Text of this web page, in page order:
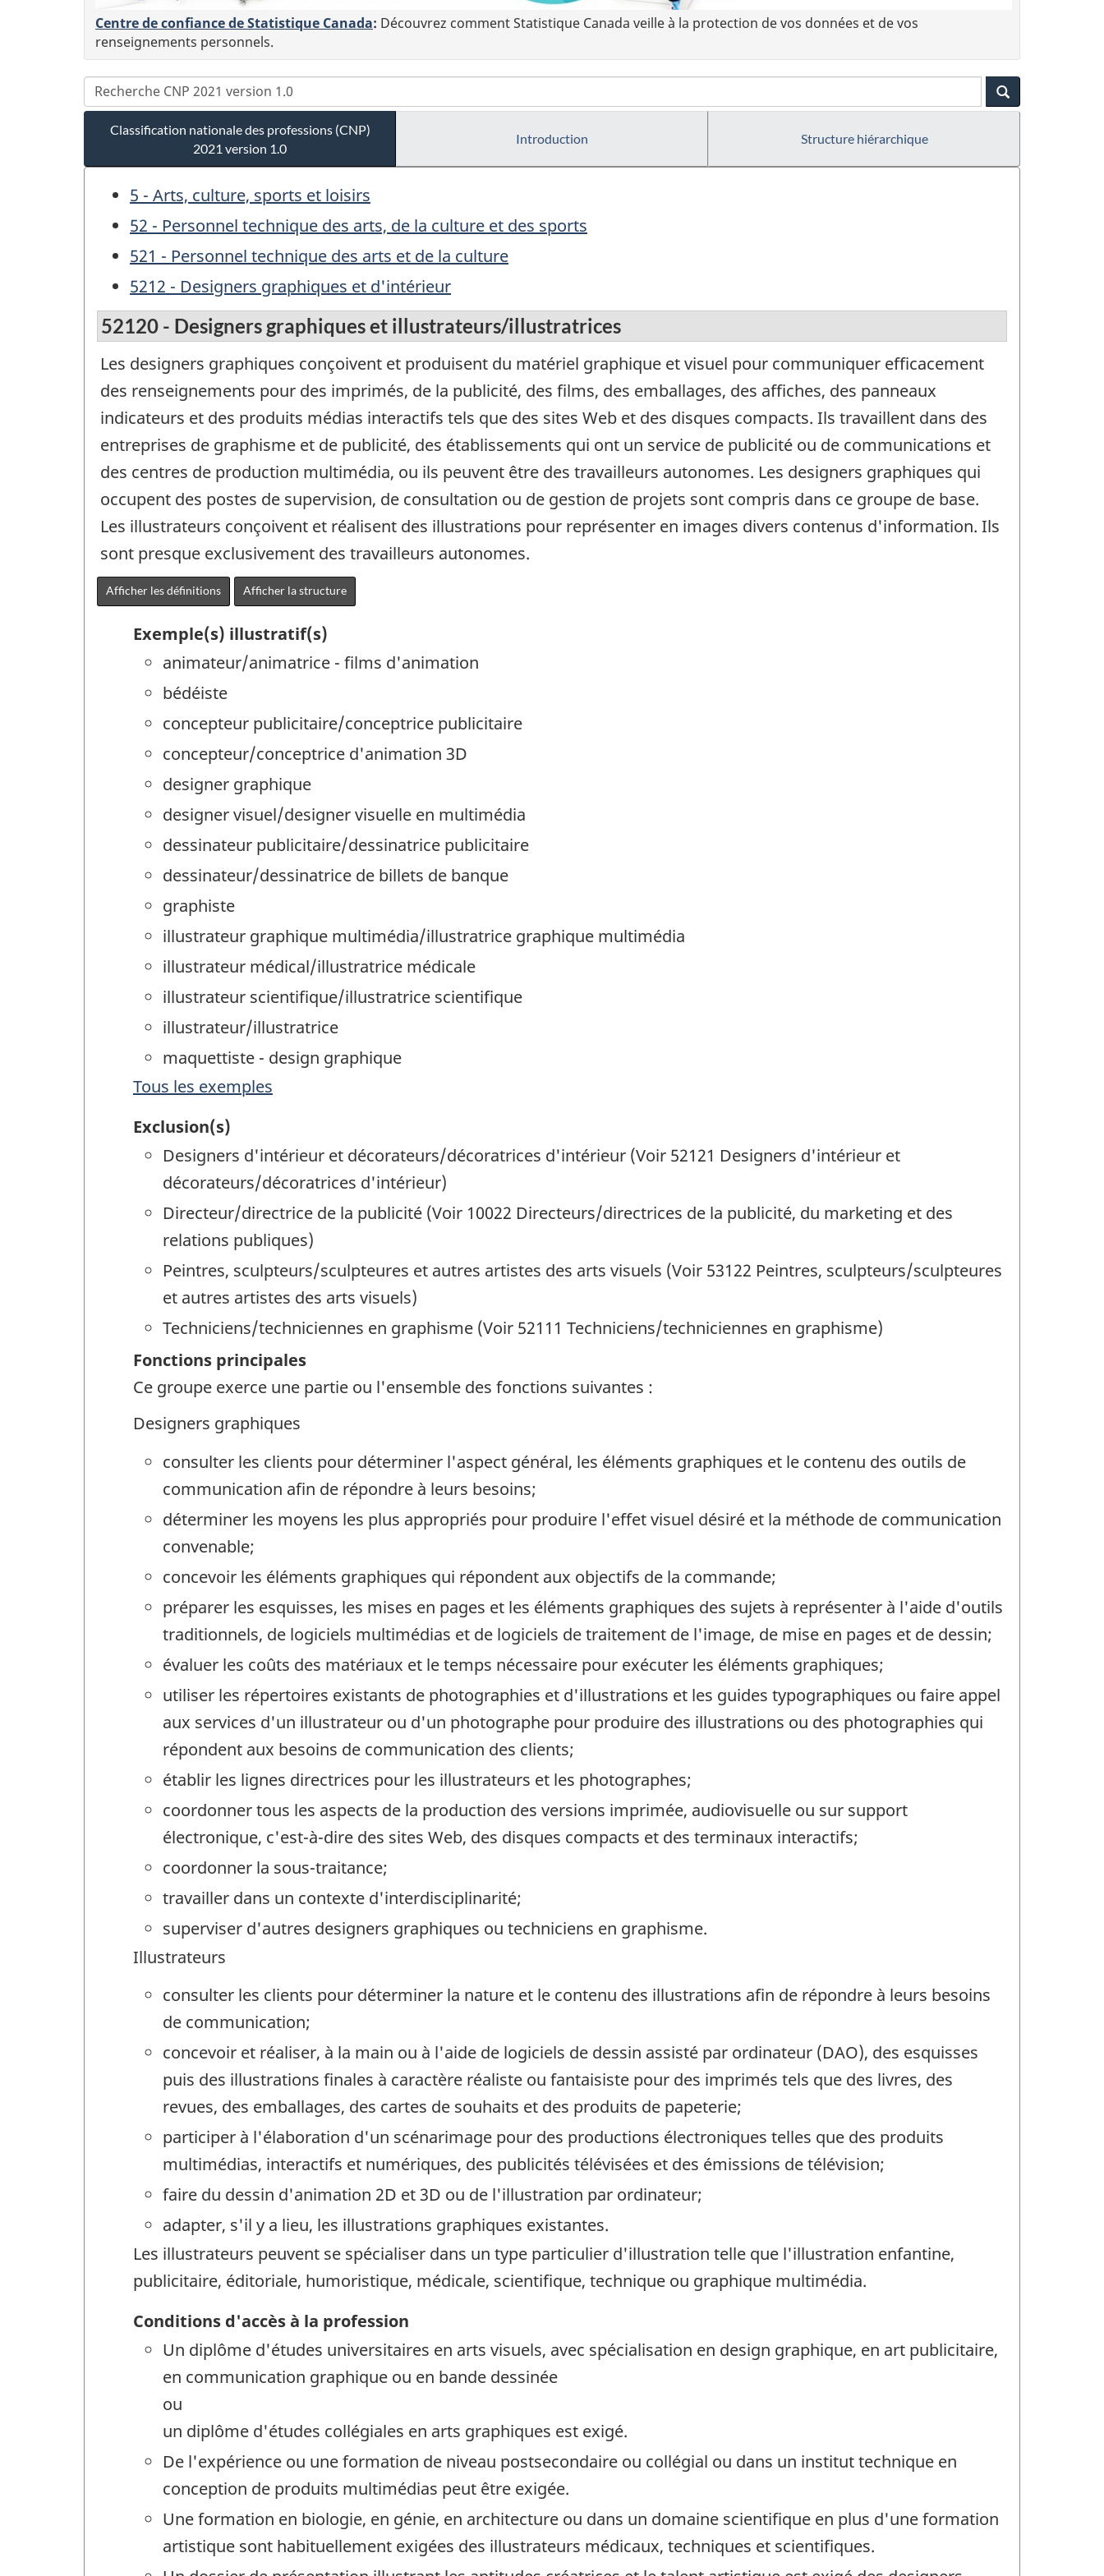
Centre de confiance de Statistique Canada: Découvrez comment Statistique Canada veille à la protection de vos données et de vos
renseignements personnels.
Classification nationale des professions (CNP)
2021 version 1.0
Introduction Structure hiérarchique
5 - Arts, culture, sports et loisirs
52 - Personnel technique des arts, de la culture et des sports
521 - Personnel technique des arts et de la culture
5212 - Designers graphiques et d'intérieur
52120 - Designers graphiques et illustrateurs/illustratrices
Les designers graphiques conçoivent et produisent du matériel graphique et visuel pour communiquer efficacement
des renseignements pour des imprimés, de la publicité, des films, des emballages, des affiches, des panneaux
indicateurs et des produits médias interactifs tels que des sites Web et des disques compacts. Ils travaillent dans des
entreprises de graphisme et de publicité, des établissements qui ont un service de publicité ou de communications et
des centres de production multimédia, ou ils peuvent être des travailleurs autonomes. Les designers graphiques qui
occupent des postes de supervision, de consultation ou de gestion de projets sont compris dans ce groupe de base.
Les illustrateurs conçoivent et réalisent des illustrations pour représenter en images divers contenus d'information. Ils
sont presque exclusivement des travailleurs autonomes.
Afficher les définitions Afficher la structure
Exemple(s) illustratif(s)
animateur/animatrice - films d'animation
bédéiste
concepteur publicitaire/conceptrice publicitaire
concepteur/conceptrice d'animation 3D
designer graphique
designer visuel/designer visuelle en multimédia
dessinateur publicitaire/dessinatrice publicitaire
dessinateur/dessinatrice de billets de banque
graphiste
illustrateur graphique multimédia/illustratrice graphique multimédia
illustrateur médical/illustratrice médicale
illustrateur scientifique/illustratrice scientifique
illustrateur/illustratrice
maquettiste - design graphique
Tous les exemples
Exclusion(s)
Designers d'intérieur et décorateurs/décoratrices d'intérieur (Voir 52121 Designers d'intérieur et
décorateurs/décoratrices d'intérieur)
Directeur/directrice de la publicité (Voir 10022 Directeurs/directrices de la publicité, du marketing et des
relations publiques)
Peintres, sculpteurs/sculpteures et autres artistes des arts visuels (Voir 53122 Peintres, sculpteurs/sculpteures
et autres artistes des arts visuels)
Techniciens/techniciennes en graphisme (Voir 52111 Techniciens/techniciennes en graphisme)
Fonctions principales
Ce groupe exerce une partie ou l'ensemble des fonctions suivantes :
Designers graphiques
consulter les clients pour déterminer l'aspect général, les éléments graphiques et le contenu des outils de
communication afin de répondre à leurs besoins;
déterminer les moyens les plus appropriés pour produire l'effet visuel désiré et la méthode de communication
convenable;
concevoir les éléments graphiques qui répondent aux objectifs de la commande;
préparer les esquisses, les mises en pages et les éléments graphiques des sujets à représenter à l'aide d'outils
traditionnels, de logiciels multimédias et de logiciels de traitement de l'image, de mise en pages et de dessin;
évaluer les coûts des matériaux et le temps nécessaire pour exécuter les éléments graphiques;
utiliser les répertoires existants de photographies et d'illustrations et les guides typographiques ou faire appel
aux services d'un illustrateur ou d'un photographe pour produire des illustrations ou des photographies qui
répondent aux besoins de communication des clients;
établir les lignes directrices pour les illustrateurs et les photographes;
coordonner tous les aspects de la production des versions imprimée, audiovisuelle ou sur support
électronique, c'est-à-dire des sites Web, des disques compacts et des terminaux interactifs;
coordonner la sous-traitance;
travailler dans un contexte d'interdisciplinarité;
superviser d'autres designers graphiques ou techniciens en graphisme.
Illustrateurs
consulter les clients pour déterminer la nature et le contenu des illustrations afin de répondre à leurs besoins
de communication;
concevoir et réaliser, à la main ou à l'aide de logiciels de dessin assisté par ordinateur (DAO), des esquisses
puis des illustrations finales à caractère réaliste ou fantaisiste pour des imprimés tels que des livres, des
revues, des emballages, des cartes de souhaits et des produits de papeterie;
participer à l'élaboration d'un scénarimage pour des productions électroniques telles que des produits
multimédias, interactifs et numériques, des publicités télévisées et des émissions de télévision;
faire du dessin d'animation 2D et 3D ou de l'illustration par ordinateur;
adapter, s'il y a lieu, les illustrations graphiques existantes.
Les illustrateurs peuvent se spécialiser dans un type particulier d'illustration telle que l'illustration enfantine,
publicitaire, éditoriale, humoristique, médicale, scientifique, technique ou graphique multimédia.
Conditions d'accès à la profession
Un diplôme d'études universitaires en arts visuels, avec spécialisation en design graphique, en art publicitaire,
en communication graphique ou en bande dessinée
ou
un diplôme d'études collégiales en arts graphiques est exigé.
De l'expérience ou une formation de niveau postsecondaire ou collégial ou dans un institut technique en
conception de produits multimédias peut être exigée.
Une formation en biologie, en génie, en architecture ou dans un domaine scientifique en plus d'une formation
artistique sont habituellement exigées des illustrateurs médicaux, techniques et scientifiques.